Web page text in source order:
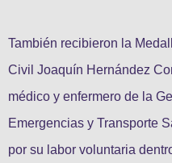
También recibieron la
Civil Joaquín Hernández
médico y enfermero de la
Emergencias y Transporte
por su labor voluntaria